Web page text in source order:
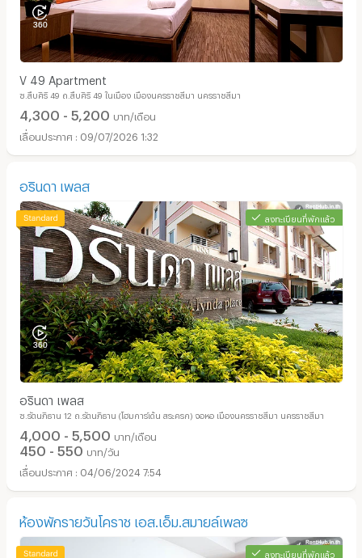
V 49 Apartment
ซ.สืบศิริ 49 ถ.สืบศิริ 49 ในเมือง เมืองนครราชสีมา นครราชสีมา
4,300 - 5,200 บาท/เดือน
09/07/2026 1:32
อรินดา เพลส
ลงทะเบียนที่พักแล้ว
อรินดา เพลส
ซ.รัตนภิธาน 12 ถ.รัตนภิธาน (โฮมการ์เด้น สระครก) จอหอ เมืองนครราชสีมา นครราชสีมา
4,000 - 5,500 บาท/เดือน
450 - 550 บาท/วัน
04/06/2024 7:54
ห้องพักรายวันโคราช เอส.เอ็ม.สมายล์เพลซ
ลงทะเบียนที่พักแล้ว